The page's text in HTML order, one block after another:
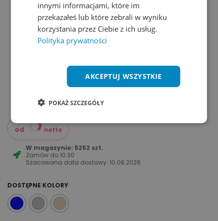
od netto
W magazynie: 5252 szt.
Zamów do 10:30
Szacowana data dostawy:10.08.2026
DOSTĘPNE KOLORY
innymi informacjami, które im
przekazałeś lub które zebrali w wyniku
korzystania przez Ciebie z ich usług.
Polityka prywatności
AKCEPTUJ WSZYSTKIE
POKAŻ SZCZEGÓŁY